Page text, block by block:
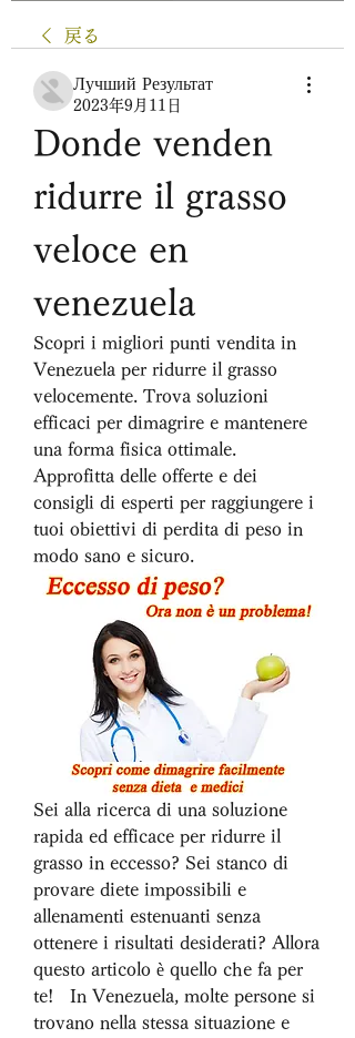
戻る
Лучший Результат
2023年9月11日
Donde venden
ridurre il grasso
veloce en
venezuela
Scopri i migliori punti vendita in
Venezuela per ridurre il grasso
velocemente. Trova soluzioni
efficaci per dimagrire e mantenere
una forma fisica ottimale.
Approfitta delle offerte e dei
consigli di esperti per raggiungere i
tuoi obiettivi di perdita di peso in
modo sano e sicuro.
Sei alla ricerca di una soluzione
rapida ed efficace per ridurre il
grasso in eccesso? Sei stanco di
provare diete impossibili e
allenamenti estenuanti senza
ottenere i risultati desiderati? Allora
questo articolo è quello che fa per
te!   In Venezuela, molte persone si
trovano nella stessa situazione e